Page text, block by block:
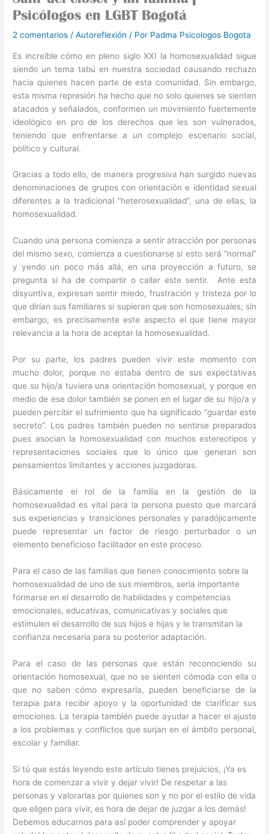
Psicólogos en LGBT Bogotá
2 comentarios /Autoreflexión / Por Padma Psicologos Bogota
Es increíble cómo en pleno siglo XXI la homosexualidad sigue
siendo un tema tabú en nuestra sociedad causando rechazo
hacia quienes hacen parte de esta comunidad. Sin embargo,
esta misma represión ha hecho que no solo quienes se sienten
atacados y señalados, conformen un movimiento fuertemente
ideológico en pro de los derechos que les son vulnerados,
teniendo que enfrentarse a un complejo escenario social,
político y cultural.
Gracias a todo ello, de manera progresiva han surgido nuevas
denominaciones de grupos con orientación e identidad sexual
diferentes a la tradicional “heterosexualidad”, una de ellas, la
homosexualidad.
Cuando una persona comienza a sentir atracción por personas
del mismo sexo, comienza a cuestionarse si esto será “normal”
y yendo un poco más allá, en una proyección a futuro, se
pregunta si ha de compartir o callar este sentir. Ante esta
disyuntiva, expresan sentir miedo, frustración y tristeza por lo
que dirían sus familiares si supieran que son homosexuales; sin
embargo, es precisamente este aspecto el que tiene mayor
relevancia a la hora de aceptar la homosexualidad.
Por su parte, los padres pueden vivir este momento con
mucho dolor, porque no estaba dentro de sus expectativas
que su hijo/a tuviera una orientación homosexual, y porque en
medio de ese dolor también se ponen en el lugar de su hijo/a y
pueden percibir el sufrimiento que ha significado “guardar este
secreto”. Los padres también pueden no sentirse preparados
pues asocian la homosexualidad con muchos estereotipos y
representaciones sociales que lo único que generan son
pensamientos limitantes y acciones juzgadoras.
Básicamente el rol de la familia en la gestión de la
homosexualidad es vital para la persona puesto que marcará
sus experiencias y transiciones personales y paradójicamente
puede representar un factor de riesgo perturbador o un
elemento beneficioso facilitador en este proceso.
Para el caso de las familias que tienen conocimiento sobre la
homosexualidad de uno de sus miembros, sería importante
formarse en el desarrollo de habilidades y competencias
emocionales, educativas, comunicativas y sociales que
estimulen el desarrollo de sus hijos e hijas y le transmitan la
confianza necesaria para su posterior adaptación.
Para el caso de las personas que están reconociendo su
orientación homosexual, que no se sienten cómoda con ella o
que no saben cómo expresarla, pueden beneficiarse de la
terapia para recibir apoyo y la oportunidad de clarificar sus
emociones. La terapia también puede ayudar a hacer el ajuste
a los problemas y conflictos que surjan en el ámbito personal,
escolar y familiar.
Si tú que estás leyendo este artículo tienes prejuicios, ¡Ya es
hora de comenzar a vivir y dejar vivir! De respetar a las
personas y valorarlas por quienes son y no por el estilo de vida
que eligen para vivir, es hora de dejar de juzgar a los demás!
Debemos educarnos para así poder comprender y apoyar